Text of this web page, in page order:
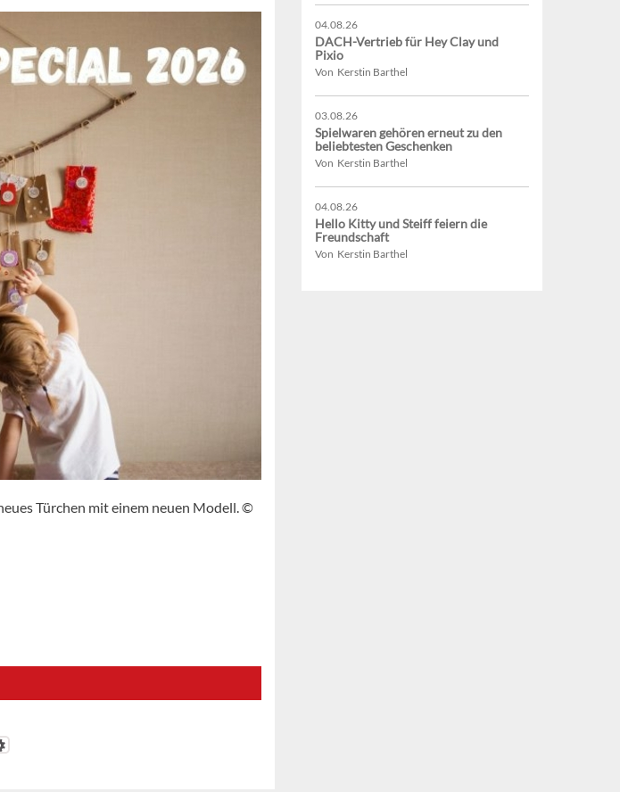
Türchen mit einem neuen Modell. ©
04.08.26
DACH-Vertrieb für Hey Clay und
Pixio
Von Kerstin Barthel
03.08.26
Spielwaren gehören erneut zu den
beliebtesten Geschenken
Von Kerstin Barthel
04.08.26
Hello Kitty und Steiff feiern die
Freundschaft
Von Kerstin Barthel